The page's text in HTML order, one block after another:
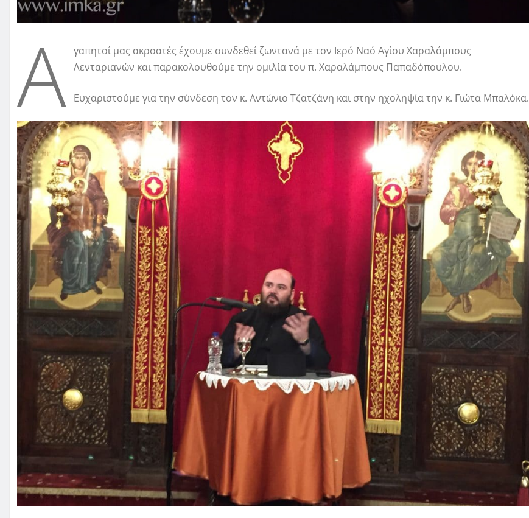
Α
γαπητοί μας ακροατές έχουμε συνδεθεί ζωντανά με τον Ιερό Ναό Αγίου Χαραλάμπους
Λενταριανών και παρακολουθούμε την ομιλία του π. Χαραλάμπους Παπαδόπουλου.
Ευχαριστούμε για την σύνδεση τον κ. Αντώνιο Τζατζάνη και στην ηχοληψία την κ. Γιώτα Μπαλόκα.